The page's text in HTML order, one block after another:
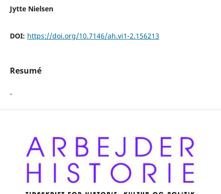
Jytte Nielsen
DOI: https://doi.org/10.7146/ah.vi1-2.156213
Resumé
-